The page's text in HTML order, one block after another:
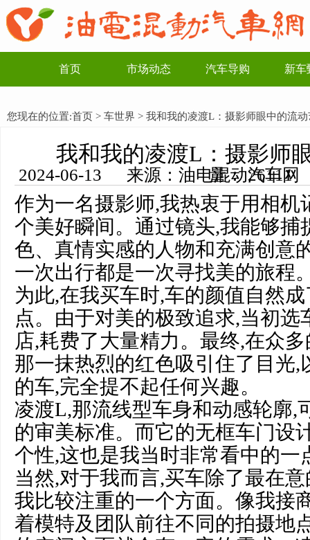
首页 市场动态 汽车导购 新车
您现在的位置:首页 > 车世界 > 我和我的凌渡L：摄影师眼中的流动
我和我的凌渡L：摄影师
2024-06-13 来源：油电混动汽车网 编辑：李一博 浏览量： 26111
作为一名摄影师,我热衷于用相机
个美好瞬间。通过镜头,我能够捕
色、真情实感的人物和充满创意
一次出行都是一次寻找美的旅程
为此,在我买车时,车的颜值自然
点。由于对美的极致追求,当初选
店,耗费了大量精力。最终,在众
那一抹热烈的红色吸引住了目光,
的车,完全提不起任何兴趣。
凌渡L,那流线型车身和动感轮廓,
的审美标准。而它的无框车门设
个性,这也是我当时非常看中的一
当然,对于我而言,买车除了最在
我比较注重的一个方面。像我接
着模特及团队前往不同的拍摄地